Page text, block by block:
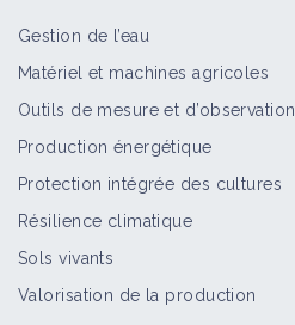
Gestion de l’eau
Matériel et machines agricoles
Outils de mesure et d’observation
Production énergétique
Protection intégrée des cultures
Résilience climatique
Sols vivants
Valorisation de la production